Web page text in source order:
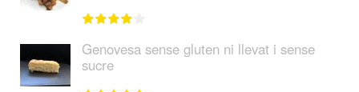
Genovesa sense gluten ni llevat i sense
sucre